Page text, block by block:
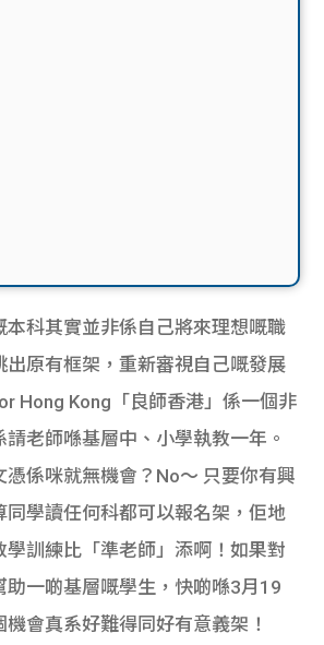
本科其實並非係自己將來理想嘅職
出原有框架，重新審視自己嘅發展
Hong Kong「良師香港」係一個非
老師喺基層中、小學執教一年。
憑係咪就無機會？No～ 只要你有興
同學讀任何科都可以報名架，佢地
學訓練比「準老師」添啊！如果對
助一啲基層嘅學生，快啲喺3月19
機會真系好難得同好有意義架！